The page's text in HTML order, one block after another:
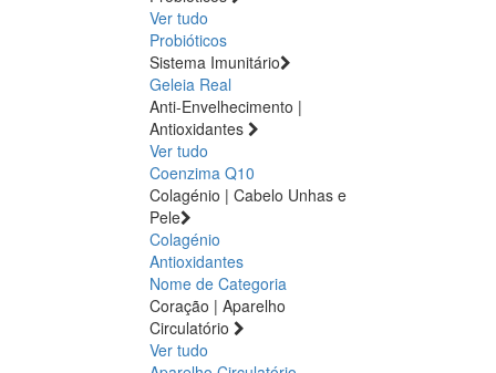
Ver tudo
Probióticos
Sistema Imunitário
Geleia Real
Anti-Envelhecimento |
Antioxidantes
Ver tudo
Coenzima Q10
Colagénio | Cabelo Unhas e
Pele
Colagénio
Antioxidantes
Nome de Categoria
Coração | Aparelho
Circulatório
Ver tudo